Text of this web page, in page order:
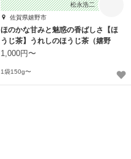
松永浩二
佐賀県嬉野市
ほのかな甘みと魅惑の香ばしさ【ほ
うじ茶】うれしのほうじ茶（嬉野
茶）
1,000円〜
1袋150g〜